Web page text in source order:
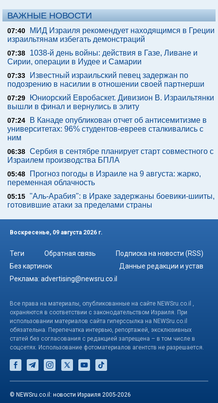
ВАЖНЫЕ НОВОСТИ
07:40
МИД Израиля рекомендует находящимся в Греции
израильтянам избегать демонстраций
07:38
1038-й день войны: действия в Газе, Ливане и
Сирии, операции в Иудее и Самарии
07:33
Известный израильский певец задержан по
подозрению в насилии в отношении своей партнерши
07:29
Юниорский Евробаскет. Дивизион В. Израильтянки
вышли в финал и вернулись в элиту
07:24
В Канаде опубликован отчет об антисемитизме в
университетах: 96% студентов-евреев сталкивались с
ним
06:38 Сербия в сентябре планирует старт совместного с
Израилем производства БПЛА
05:48
Прогноз погоды в Израиле на 9 августа: жарко,
переменная облачность
05:15 "Аль-Арабия": в Ираке задержаны боевики-шииты,
готовившие атаки за пределами страны
Воскресенье, 09 августа 2026 г.
Теги Обратная связь
Подписка на новости (RSS)
Без картинок
Данные редакции и устав
Реклама: advertising@newsru.co.il
Все права на материалы, опубликованные на сайте NEWSru.co.il ,
охраняются в соответствии с законодательством Израиля. При
использовании материалов сайта гиперссылка на NEWSru.co.il
обязательна. Перепечатка интервью, репортажей, эксклюзивных
статей без согласования с редакцией запрещена – в том числе в
соцсетях. Использование фотоматериалов агентств не разрешается.
© NEWSru.co.il: новости Израиля 2005-2026